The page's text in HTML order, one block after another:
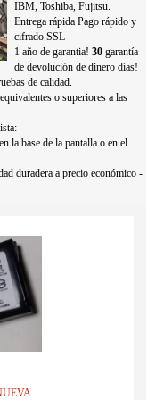
IBM, Toshiba, Fujitsu.
Entrega rápida Pago rápido y
cifrado SSL
1 año de garantia! 30 garantía
de devolución de dinero días!
de calidad.
o superiores a las
la base de la pantalla o en el
duradera a precio económico -